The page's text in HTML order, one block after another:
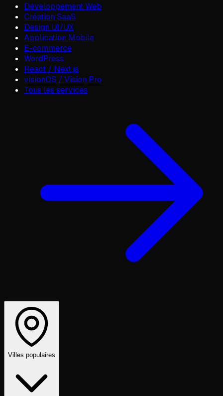
Développement Web
Création SaaS
Design UI/UX
Application Mobile
E-commerce
WordPress
React / Next.js
visionOS / Vision Pro
Tous les services
Villes populaires